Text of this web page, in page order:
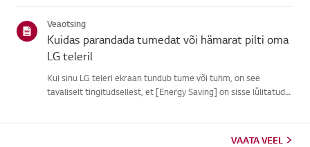
Veaotsing
Kuidas parandada tumedat või hämarat pilti oma
LG teleril
Kui sinu LG teleri ekraan tundub tume või tuhm, on see
tavaliselt tingitudsellest, et [Energy Saving] on sisse lülitatud
VAATA VEEL